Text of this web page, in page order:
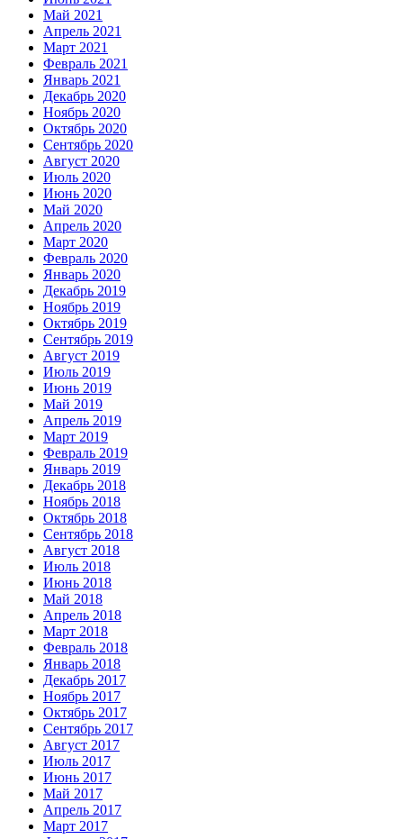
Май 2021
Апрель 2021
Март 2021
Февраль 2021
Январь 2021
Декабрь 2020
Ноябрь 2020
Октябрь 2020
Сентябрь 2020
Август 2020
Июль 2020
Июнь 2020
Май 2020
Апрель 2020
Март 2020
Февраль 2020
Январь 2020
Декабрь 2019
Ноябрь 2019
Октябрь 2019
Сентябрь 2019
Август 2019
Июль 2019
Июнь 2019
Май 2019
Апрель 2019
Март 2019
Февраль 2019
Январь 2019
Декабрь 2018
Ноябрь 2018
Октябрь 2018
Сентябрь 2018
Август 2018
Июль 2018
Июнь 2018
Май 2018
Апрель 2018
Март 2018
Февраль 2018
Январь 2018
Декабрь 2017
Ноябрь 2017
Октябрь 2017
Сентябрь 2017
Август 2017
Июль 2017
Июнь 2017
Май 2017
Апрель 2017
Март 2017